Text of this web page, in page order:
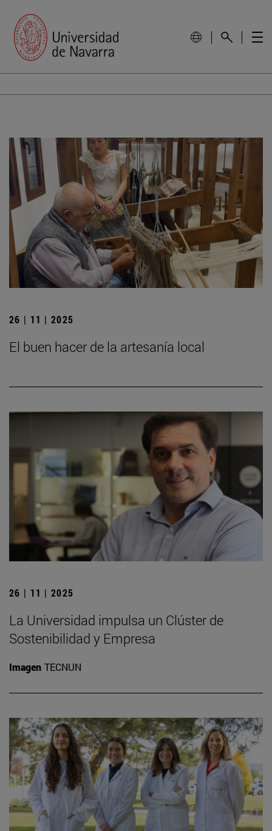
26 | 11 | 2025
El buen hacer de la artesanía local
26 | 11 | 2025
La Universidad impulsa un Clúster de
Sostenibilidad y Empresa
Imagen TECNUN